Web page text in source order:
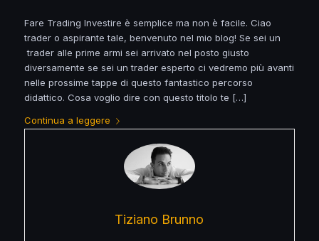
Fare Trading Investire è semplice ma non è facile. Ciao
trader o aspirante tale, benvenuto nel mio blog! Se sei un
trader alle prime armi sei arrivato nel posto giusto
diversamente se sei un trader esperto ci vedremo più avanti
nelle prossime tappe di questo fantastico percorso
didattico. Cosa voglio dire con questo titolo te […]
Continua a leggere
Tiziano Brunno